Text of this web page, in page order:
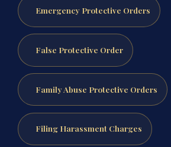
Emergency Protective Orders
False Protective Order
Family Abuse Protective Orders
Filing Harassment Charges